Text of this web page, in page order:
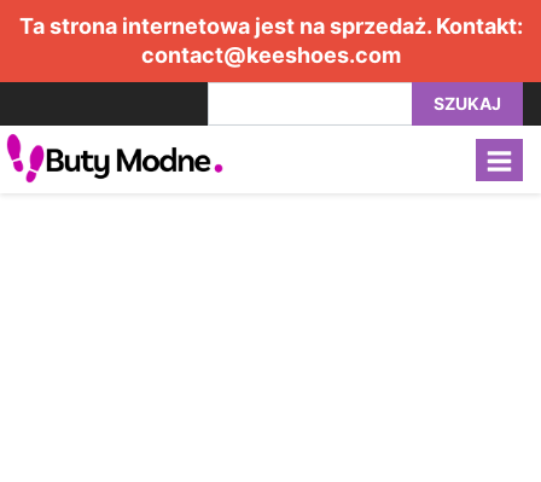
Ta strona internetowa jest na sprzedaż. Kontakt:
contact@keeshoes.com
SZUKAJ